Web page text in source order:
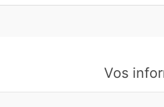
Vos